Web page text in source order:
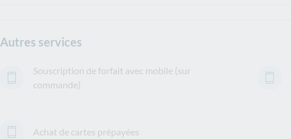
Autres services
Souscription de forfait avec mobile (sur
commande)
Achat de cartes prépayées